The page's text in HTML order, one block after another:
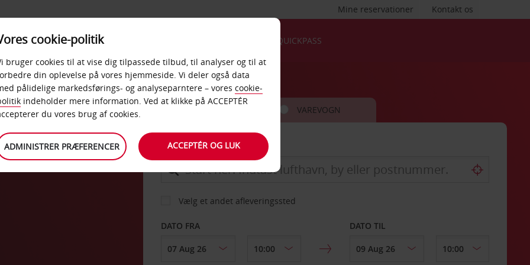
Kontakt os
Mine reservationer
PRODUKTER &
KONTORER
QUICKPASS
BIL VAREVOGN
AFHENT FRA
Vælg et andet afleveringssted
DATO FRA DATO TIL
cookie-politik
bruger cookies til at vise dig tilpassede tilbud, til analyser og til at
din oplevelse på vores hjemmeside. Vi deler også data
pålidelige markedsførings- og analyseparntere – vores cookie-
indeholder mere information. Ved at klikke på ACCEPTÉR
du vores brug af cookies.
ADMINISTRER PRÆFERENCER ACCEPTÉR OG LUK